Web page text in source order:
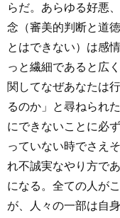
らだ。あらゆる好悪
念（審美的判断と道
とはできない）は感
っと繊細であると広
関してなぜあなたは
るのか」と尋ねられ
にできないことに必
っていない時でさえ
れ不誠実なやり方で
になる。全ての人が
が、人々の一部は自